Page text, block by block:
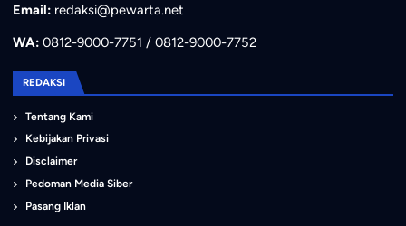
Email: redaksi@pewarta.net
WA:0812-9000-7751 / 0812-9000-7752
REDAKSI
Tentang Kami
Kebijakan Privasi
Disclaimer
Pedoman Media Siber
Pasang Iklan